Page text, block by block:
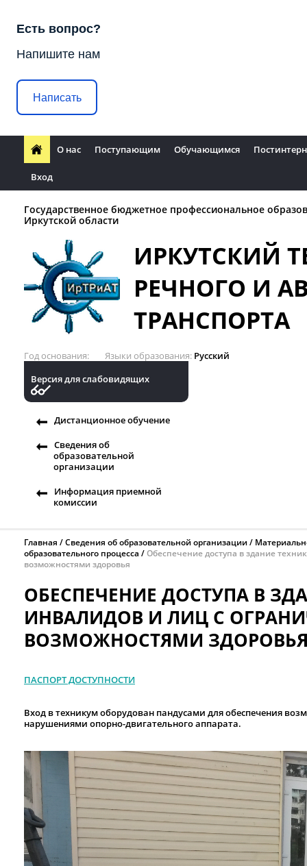
Есть вопрос?
Напишите нам
Написать
О нас Поступающим Обучающимся
Вход
Государственное бюджетное профессиональное
Иркутской области
ИРКУТСКИЙ
РЕЧНОГО И
ТРАНСПОРТА
Год основания Языки образования Русский
Версия для слабовидящих
Дистанционное обучение
Сведения об
образовательной
организации
Информация приемной
комиссии
Главная Сведения об образовательной организации
образовательного процесса
Обеспечение доступа в здание
возможностями здоровья
ОБЕСПЕЧЕНИЕ ДОСТУПА В
ИНВАЛИДОВ И ЛИЦ С
ВОЗМОЖНОСТЯМИ
ПАСПОРТ ДОСТУПНОСТИ
Вход в техникум оборудован пандусами для обеспечения
нарушениями опорно-двигательного аппарата.